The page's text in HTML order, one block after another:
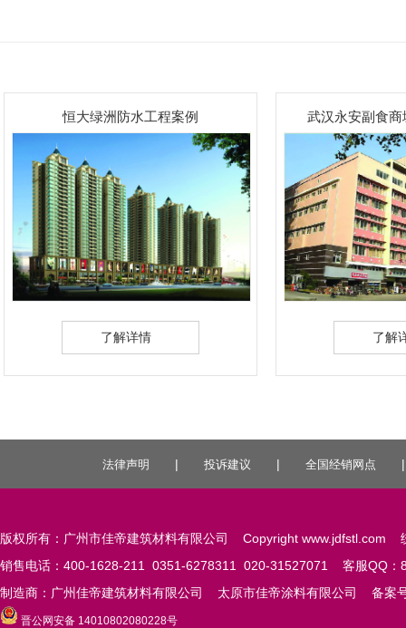
恒大绿洲防水工程案例
了解详情
武汉永安副食商
了解
法律声明 | 投诉建议 | 全国经销网点
版权所有：广州市佳帝建筑材料有限公司 Copyright www.jdfstl.com
销售电话：400-1628-211 0351-6278311 020-31527071 客服QQ
制造商：广州佳帝建筑材料有限公司 太原市佳帝涂料有限公司 备案
晋公网安备 14010802080228号